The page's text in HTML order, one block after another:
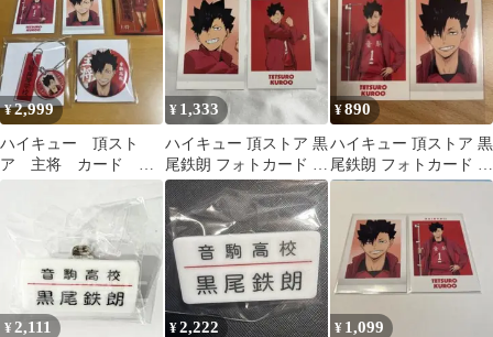
¥2,999
ハイキュー 頂スト
ア 主将 カード 缶
バッジ アクキー 黒尾
¥ 1,333
ハイキュー 頂ストア 黒
尾鉄朗 フォトカード 2
枚セット
¥890
ハイキュー 頂ストア 黒
尾鉄朗 フォトカード 2
枚セット
¥2,111 ¥2,222 ¥ 1,099